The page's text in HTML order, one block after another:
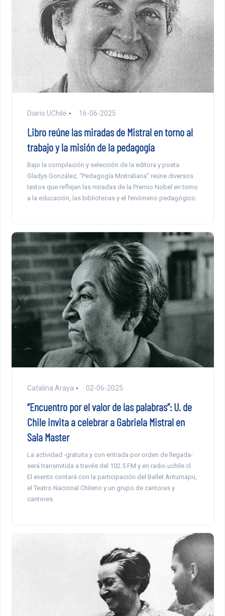
Diario UChile 16-06-2025
Libro reúne las miradas de Mistral en torno al
trabajo y la misión de la pedagogía
Bajo la compilación y selección de la editora y poeta
Gladys González, “Pedagogía Mistraliana” reúne diversos
textos que reflejan las miradas de la Premio Nobel en torno
a la educación, las bibliotecas y el fenómeno pedagógico.
Catalina Araya 02-06-2025
“Encuentro por el valor de las palabras”: U. de
Chile invita a celebrar a Gabriela Mistral en
Sala Master
La actividad -gratuita y con entrada por orden de llegada-
será transmitida a través del 102.5 FM y en radio.uchile.cl.
El evento contará con la participación del Ballet Antumapu,
el Teatro Nacional Chileno y un grupo de cantoras y
cantores.